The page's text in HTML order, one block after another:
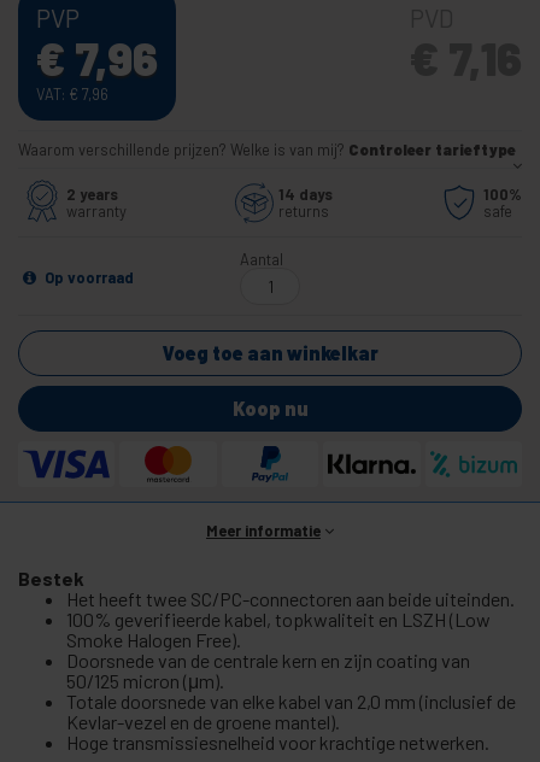
PVP
€ 7,96
VAT: € 7,96
Waarom verschillende prijzen? Welke is van mij? Controleer tarieftype
2 years
warranty
14 days
returns
100%
safe
Op voorraad
Aantal
Voeg toe aan winkelkar
Koop nu
Meer informatie
Bestek
Het heeft twee SC/PC-connectoren aan beide uiteinden.
100% geverifieerde kabel, topkwaliteit en LSZH (Low
Smoke Halogen Free).
Doorsnede van de centrale kern en zijn coating van
50/125 micron (μm).
Totale doorsnede van elke kabel van 2,0 mm (inclusief de
Kevlar-vezel en de groene mantel).
Hoge transmissiesnelheid voor krachtige netwerken.